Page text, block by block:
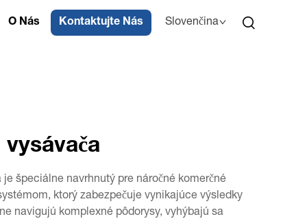
O Nás Kontaktujte Nás Slovenčina
špeciálne navrhnutý pre náročné komerčné
ktorý zabezpečuje vynikajúce výsledky
navigujú komplexné pôdorysy, vyhýbajú sa